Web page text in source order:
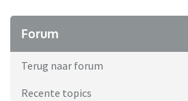
Forum
Terug naar forum
Recente topics